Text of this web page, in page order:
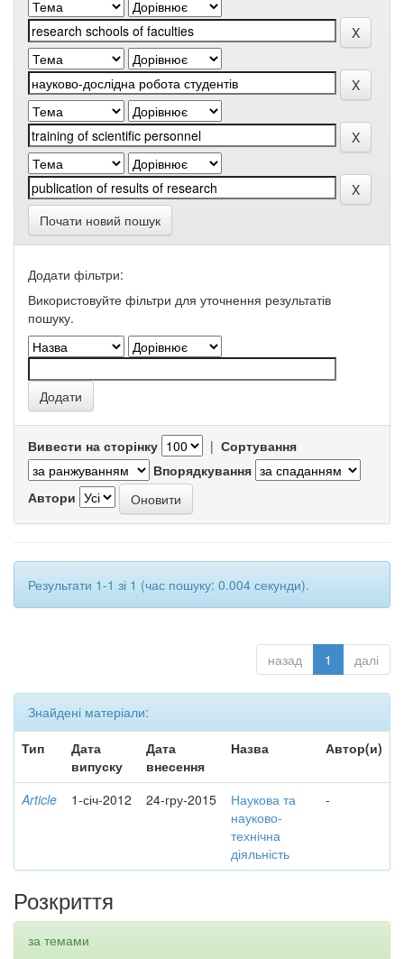
Почати новий пошук
Додати фільтри:
Використовуйте фільтри для уточнення результатів
пошуку.
Вивести на сторінку | Сортування
Впорядкування
Автори
Результати 1-1 зі 1 (час пошуку: 0.004 секунди).
назад 1 далі
Знайдені матеріали:
Тип
Дата
випуску
Дата
внесення
Назва Автор(и)
Article 1-січ-2012 24-гру-2015
Наукова та
науково-
технічна
діяльність
-
Розкриття
за темами